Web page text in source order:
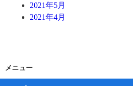
2021年5月
2021年4月
メニュー